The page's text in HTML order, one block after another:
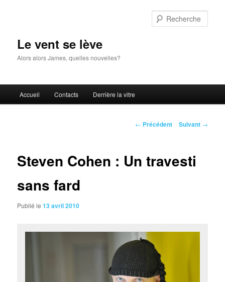
Le vent se lève
Alors alors James, quelles nouvelles?
principal
Accueil Contacts Derrière la vitre
Navigation
← Précédent Suivant →
Steven Cohen : Un travesti
sans fard
Publié le13 avril 2010